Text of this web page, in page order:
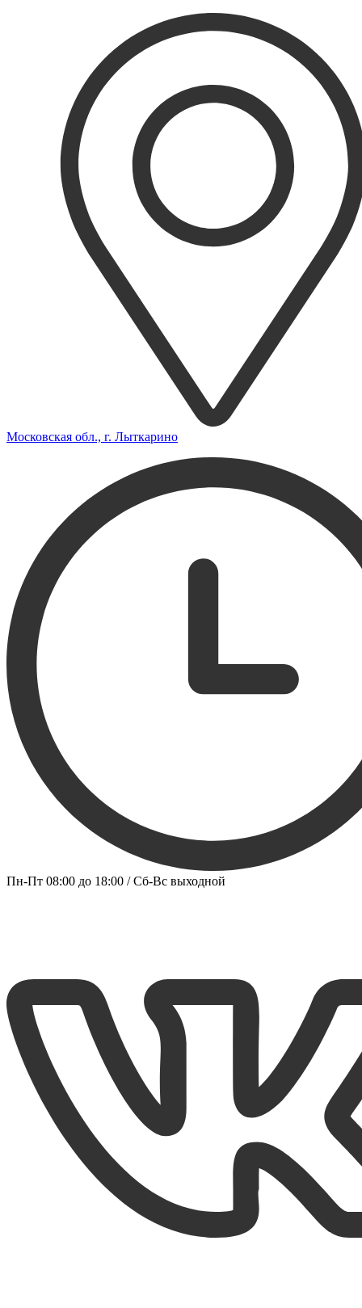
Московская обл., г. Лыткарино
Пн-Пт 08:00 до 18:00 / Сб-Вс выходной